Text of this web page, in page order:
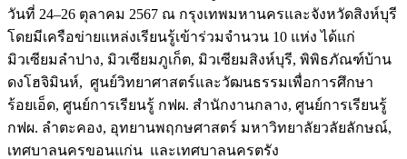
วันที่ 24–26 ตุลาคม 2567 ณ กรุงเทพมหานครและจังหวัดสิงห์บุรี
โดยมีเครือข่ายแหล่งเรียนรู้เข้าร่วมจำนวน 10 แห่ง ได้แก่
มิวเซียมลำปาง, มิวเซียมภูเก็ต, มิวเซียมสิงห์บุรี, พิพิธภัณฑ์บ้าน
ดงโฮจิมินห์, ศูนย์วิทยาศาสตร์และวัฒนธรรมเพื่อการศึกษา
ร้อยเอ็ด, ศูนย์การเรียนรู้ กฟผ. สำนักงานกลาง, ศูนย์การเรียนรู้
กฟผ. ลําตะคอง, อุทยานพฤกษศาสตร์ มหาวิทยาลัยวลัยลักษณ์,
เทศบาลนครขอนแก่น และเทศบาลนครตรัง